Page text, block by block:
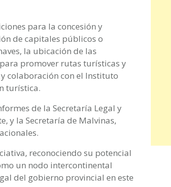
para la concesión y
de capitales públicos o
la ubicación de las
promover rutas turísticas y
colaboración con el Instituto
turística.
de la Secretaría Legal y
y la Secretaría de Malvinas,
reconociendo su potencial
un nodo intercontinental
del gobierno provincial en este